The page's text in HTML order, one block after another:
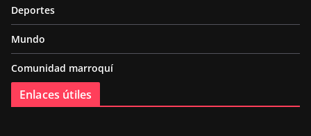
Deportes
Mundo
Comunidad marroquí
Enlaces útiles